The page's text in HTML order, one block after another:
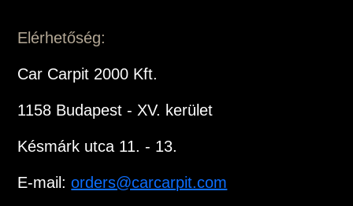
Elérhetőség:
Car Carpit 2000 Kft.
1158 Budapest - XV. kerület
Késmárk utca 11. - 13.
E-mail:orders@carcarpit.com